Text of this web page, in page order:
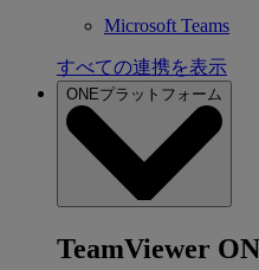
Microsoft Teams
すべての連携を表示
ONEプラットフォーム
TeamViewer